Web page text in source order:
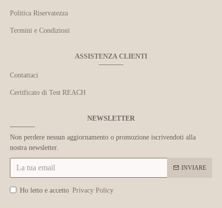
Politica Riservatezza
Termini e Condizioni
ASSISTENZA CLIENTI
Contattaci
Certificato di Test REACH
NEWSLETTER
Non perdere nessun aggiornamento o promozione iscrivendoti alla
nostra newsletter.
INVIARE
Ho letto e accetto Privacy Policy